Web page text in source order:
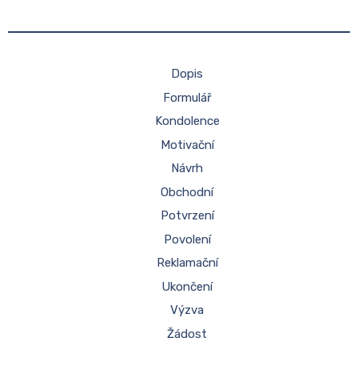
Dopis
Formulář
Kondolence
Motivační
Návrh
Obchodní
Potvrzení
Povolení
Reklamační
Ukončení
Výzva
Žádost